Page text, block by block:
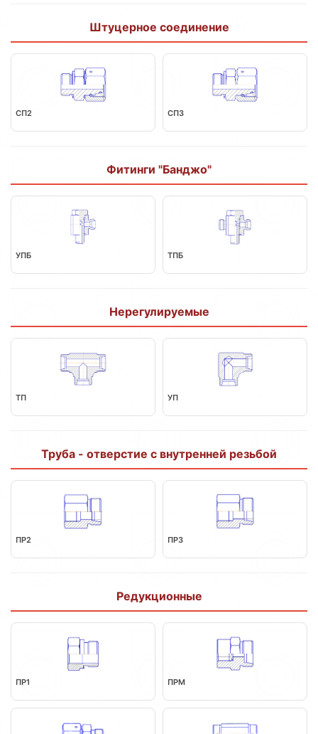
Штуцерное соединение
СП2 СП3
Фитинги "Банджо"
УПБ ТПБ
Нерегулируемые
ТП УП
Труба - отверстие с внутренней резьбой
ПР2 ПР3
Редукционные
ПР1 ПРM